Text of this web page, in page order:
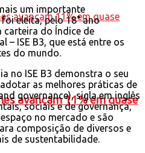
avançam 11% em quase
um importante
eleita, pelo 18° ano
carteira do Índice de
– ISE B3, que está entre os
do mundo.
no ISE B3 demonstra o seu
as melhores práticas de
governance), sigla em inglês
sociais e de governança,
no mercado e são
composição de diversos e
de sustentabilidade.